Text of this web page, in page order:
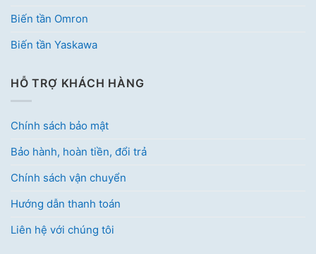
Biến tần Omron
Biến tần Yaskawa
HỖ TRỢ KHÁCH HÀNG
Chính sách bảo mật
Bảo hành, hoàn tiền, đổi trả
Chính sách vận chuyển
Hướng dẫn thanh toán
Liên hệ với chúng tôi